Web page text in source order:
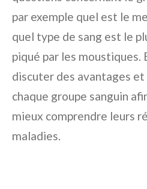
par exemple quel est le
quel type de sang est le
piqué par les moustiques.
discuter des avantages
chaque groupe sanguin
mieux comprendre leurs
maladies.